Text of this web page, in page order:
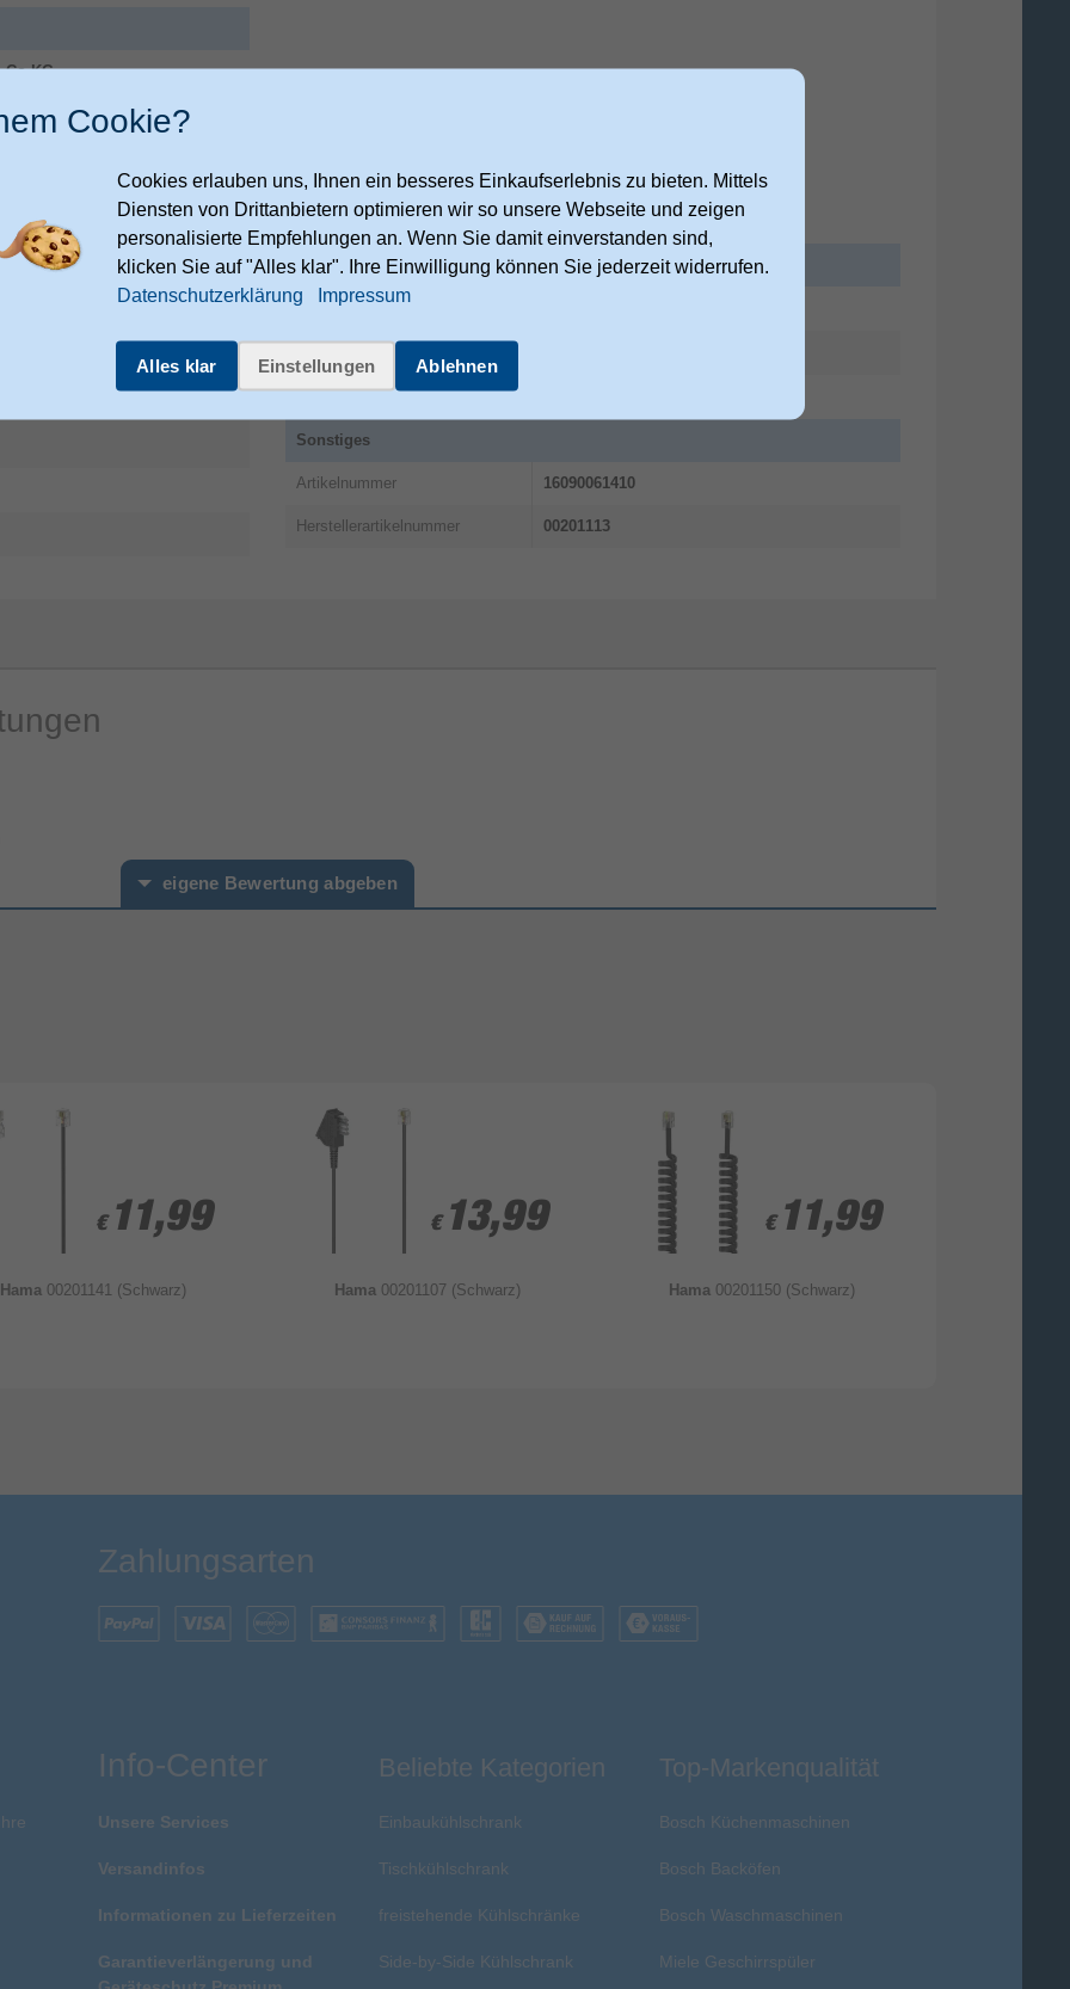
Co KG
legal/corporate-
Verpackungsinformation
Verpackungstiefe
Verpackungsbreite
Sonstiges
Artikelnummer 16090061410
Herstellerartikelnummer 00201113
eigene Bewertung abgeben
€ 11,99
€ 11,99
Hama 00201141 (Schwarz)
€ 13,99
€ 13,99
Hama 00201107 (Schwarz)
€ 11,99
€ 11,99
Hama 00201150 (Schwarz)
Zahlungsarten
Info-Center
Unsere Services
Versandinfos
Informationen zu Lieferzeiten
Garantieverlängerung und
Beliebte Kategorien
Einbaukühlschrank
Tischkühlschrank
freistehende Kühlschränke
Side-by-Side Kühlschrank
Top-Markenqualität
Bosch Küchenmaschinen
Bosch Backöfen
Bosch Waschmaschinen
Miele Geschirrspüler
Cookie?
Cookies erlauben uns, Ihnen ein besseres Einkaufserlebnis zu bieten. Mittels
Diensten von Drittanbietern optimieren wir so unsere Webseite und zeigen
personalisierte Empfehlungen an. Wenn Sie damit einverstanden sind,
klicken Sie auf "Alles klar". Ihre Einwilligung können Sie jederzeit widerrufen.
Datenschutzerklärung
Impressum
Alles klar Einstellungen Ablehnen